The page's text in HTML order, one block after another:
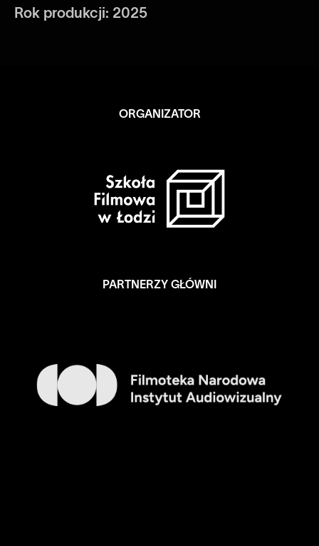
Rok produkcji: 2025
ORGANIZATOR
PARTNERZY GŁÓWNI